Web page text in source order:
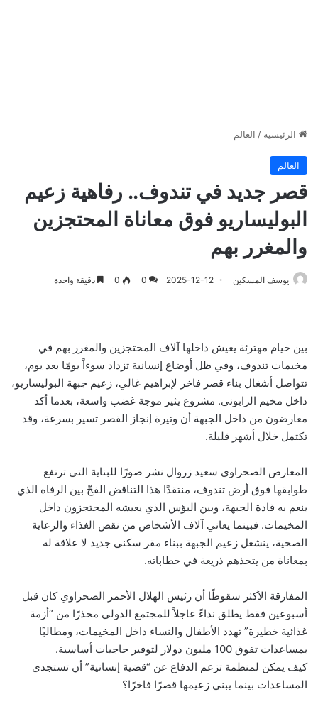
الرئيسية / العالم
العالم
قصر جديد في تندوف.. رفاهية زعيم
البوليساريو فوق معاناة المحتجزين
والمغرر بهم
يوسف المسكين 2025-12-12
0
0 دقيقة واحدة
بين خيام مهترئة يعيش داخلها آلاف المحتجزين والمغرر بهم في
مخيمات تندوف، وفي ظل أوضاع إنسانية تزداد سوءاً يومًا بعد يوم،
تتواصل أشغال بناء قصر فاخر لإبراهيم غالي، زعيم جبهة البوليساريو،
داخل مخيم الرابوني. مشروع يثير موجة غضب واسعة، بعدما أكد
معارضون من داخل الجبهة أن وتيرة إنجاز القصر تسير بسرعة، وقد
تكتمل خلال أشهر قليلة.
المعارض الصحراوي سعيد زروال نشر صورًا للبناية التي ترتفع
طوابقها فوق أرض تندوف، منتقدًا هذا التناقض الفجّ بين الرفاه الذي
ينعم به قادة الجبهة، وبين البؤس الذي يعيشه المحتجزون داخل
المخيمات. فبينما يعاني آلاف الأشخاص من نقص الغذاء والرعاية
الصحية، ينشغل زعيم الجبهة ببناء مقر سكني جديد لا علاقة له
بمعاناة من يتخذهم ذريعة في خطاباته.
المفارقة الأكثر سقوطًا أن رئيس الهلال الأحمر الصحراوي كان قبل
أسبوعين فقط يطلق نداءً عاجلاً للمجتمع الدولي محذرًا من “أزمة
غذائية خطيرة” تهدد الأطفال والنساء داخل المخيمات، ومطالبًا
بمساعدات تفوق 100 مليون دولار لتوفير حاجيات أساسية.
كيف يمكن لمنظمة تزعم الدفاع عن “قضية إنسانية” أن تستجدي
المساعدات بينما يبني زعيمها قصرًا فاخرًا؟